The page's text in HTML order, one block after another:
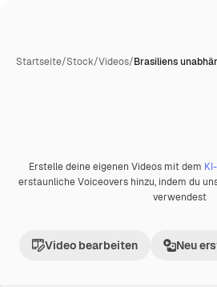
Startseite/Stock/Videos/Brasiliens
Premium
Erstelle deine eigenen Videos mit dem
erstaunliche Voiceovers hinzu, indem du
verwendest
Video bearbeiten Neu